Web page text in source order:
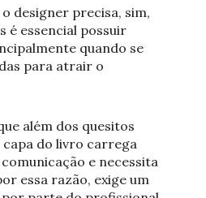
designer precisa, sim,
é essencial possuir
quando se
para atrair o
além dos quesitos
capa do livro carrega
e necessita
essa razão, exige um